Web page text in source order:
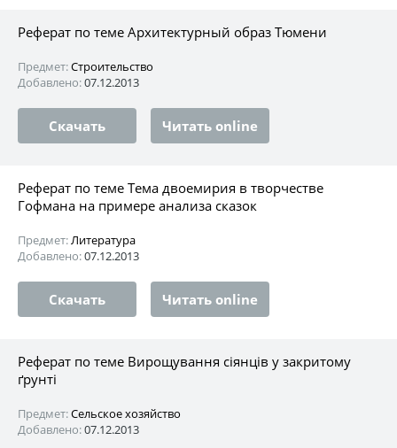
Реферат по теме Архитектурный образ Тюмени
Предмет:Строительство
Добавлено:07.12.2013
Скачать Читать online
Реферат по теме Тема двоемирия в творчестве
Гофмана на примере анализа сказок
Предмет:Литература
Добавлено:07.12.2013
Скачать Читать online
Реферат по теме Вирощування сіянців у закритому
ґрунті
Предмет:Сельское хозяйство
Добавлено:07.12.2013